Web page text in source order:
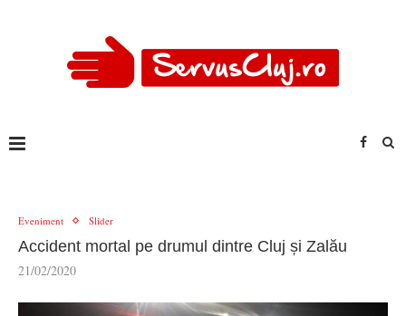
Eveniment Slider
Accident mortal pe drumul dintre Cluj și Zalău
21/02/2020